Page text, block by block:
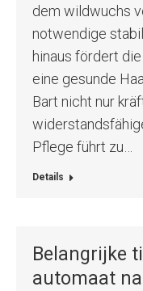
dem wildwuchs
notwendige
hinaus fördert
eine gesunde
Bart nicht nur
Pflege führt zu…
Details
Belangrijke
automaat